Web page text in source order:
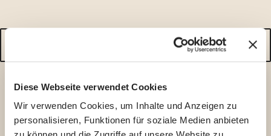
Diese Webseite verwendet Cookies
Wir verwenden Cookies, um Inhalte und Anzeigen zu
personalisieren, Funktionen für soziale Medien anbieten
einer
suchen
Oder durchsuchen Sie einfach die Länder unten.